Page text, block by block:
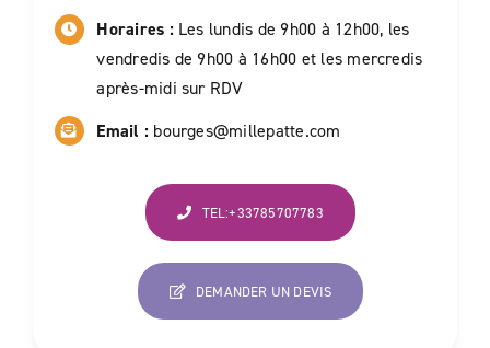
Horaires : Les lundis de 9h00 à 12h00, les
vendredis de 9h00 à 16h00 et les mercredis
après-midi sur RDV
Email : bourges@millepatte.com
TEL:+33785707783
DEMANDER UN DEVIS